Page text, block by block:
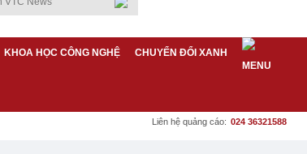
KHOA HỌC CÔNG NGHỆ CHUYỂN ĐỔI XANH
Liên hệ quảng cáo: 024 36321588